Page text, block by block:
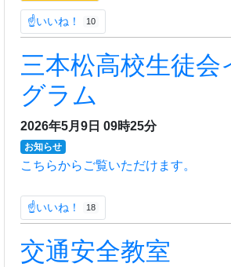
☝いいね！ 10
三本松高校生徒会
グラム
2026年5月9日 09時25分
お知らせ
こちらからご覧いただけます。
☝いいね！ 18
交通安全教室